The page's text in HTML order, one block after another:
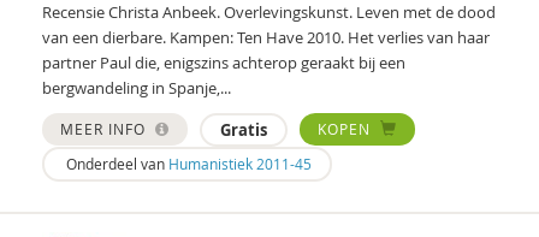
Recensie Christa Anbeek. Overlevingskunst. Leven met de dood
van een dierbare. Kampen: Ten Have 2010. Het verlies van haar
partner Paul die, enigszins achterop geraakt bij een
bergwandeling in Spanje,...
MEER INFO Gratis
KOPEN
Onderdeel van Humanistiek 2011-45